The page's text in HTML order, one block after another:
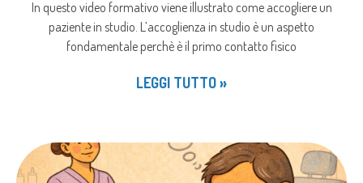
In questo video formativo viene illustrato come accogliere un
paziente in studio. L’accoglienza in studio è un aspetto
fondamentale perchè è il primo contatto fisico
LEGGI TUTTO »